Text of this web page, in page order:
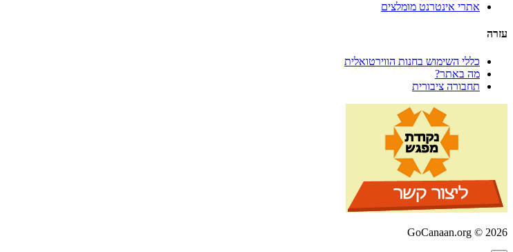
אתרי אינטרנט מומלצים
עזרה
כללי השימוש בחנות הווירטואלית
מה באתר?
תחבורה ציבורית
GoCanaan.org © 2026